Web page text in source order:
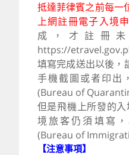
抵達菲律賓之前每一
上網註冊電子入境
成，才註冊
https://
填寫完成送出以後，
手機截圖或者印出
(Bureau of
但是飛機上所發的
境旅客仍須填寫
(Bureau of
【注意事項】